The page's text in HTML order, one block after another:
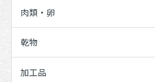
肉類・卵
乾物
加工品